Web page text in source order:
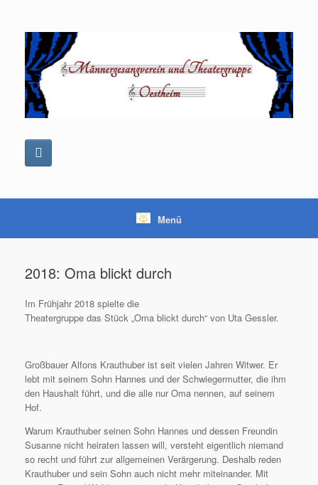
springen
Menü
2018: Oma blickt durch
Im Frühjahr 2018 spielte die
Theatergruppe das Stück „Oma blickt durch“ von Uta Gessler.
Großbauer Alfons Krauthuber ist seit vielen Jahren Witwer. Er
lebt mit seinem Sohn Hannes und der Schwiegermutter, die ihm
den Haushalt führt, und die alle nur Oma nennen, auf seinem
Hof.
Warum Krauthuber seinen Sohn Hannes und dessen Freundin
Susanne nicht heiraten lassen will, versteht eigentlich niemand
so recht und führt zur allgemeinen Verärgerung. Deshalb reden
Krauthuber und sein Sohn auch nicht mehr miteinander. Mit